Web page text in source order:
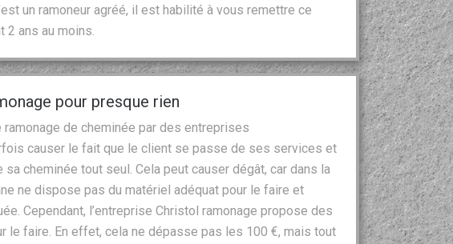
un ramoneur agréé, il est habilité à vous remettre ce
2 ans au moins.
pour presque rien
ramonage de cheminée par des entreprises
causer le fait que le client se passe de ses services et
sa cheminée tout seul. Cela peut causer dégât, car dans la
ne dispose pas du matériel adéquat pour le faire et
Cependant, l’entreprise Christol ramonage propose des
le faire. En effet, cela ne dépasse pas les 100 €, mais tout